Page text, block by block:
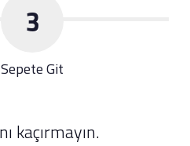
3
Sepete Git
kaçırmayın.